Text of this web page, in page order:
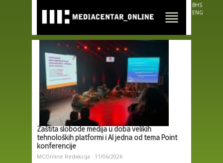
main
content
BHS
ENG
Zaštita slobode medija u doba velikih
tehnoloških platformi i AI jedna od tema Point
konferencije
MCOnline Redakcija 11/06/2026